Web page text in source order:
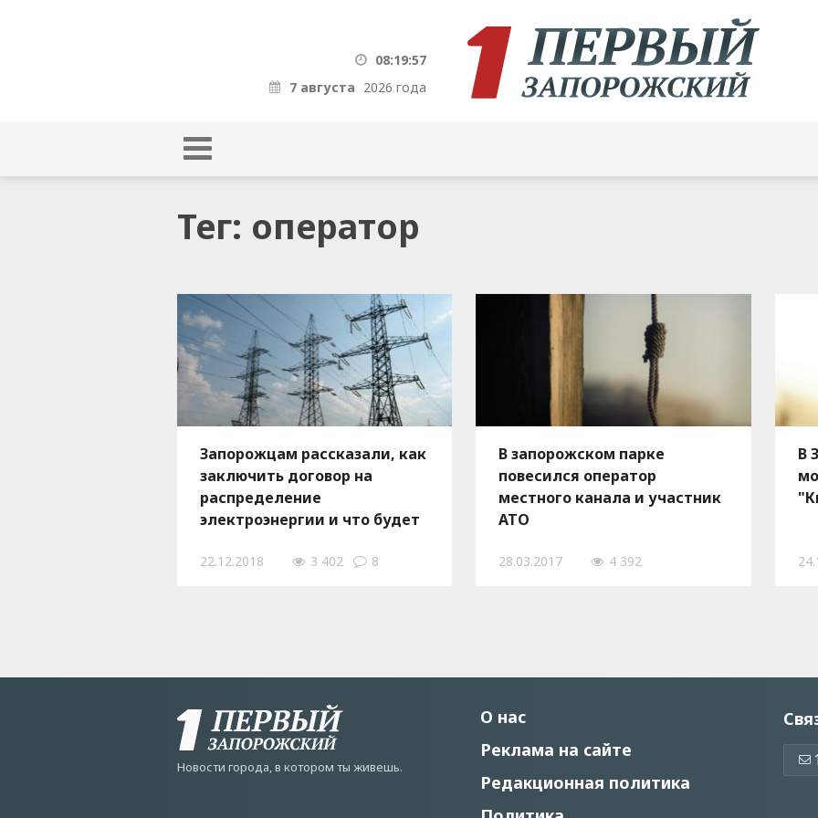
08:19:57
7 августа 2026 года
Тег: оператор
Запорожцам рассказали, как
заключить договор на
распределение
электроэнергии и что будет
сделать до Нового года
22.12.2018 3 402 8
В запорожском парке
повесился оператор
местного канала и участник
АТО
28.03.2017 4 392
В
Новости города, в котором ты живешь.
О нас
Реклама на сайте
Редакционная политика